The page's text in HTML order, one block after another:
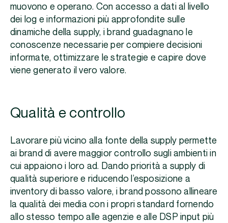
muovono e operano. Con accesso a dati al livello
dei log e informazioni più approfondite sulle
dinamiche della supply, i brand guadagnano le
conoscenze necessarie per compiere decisioni
informate, ottimizzare le strategie e capire dove
viene generato il vero valore.
Qualità e controllo
Lavorare più vicino alla fonte della supply permette
ai brand di avere maggior controllo sugli ambienti in
cui appaiono i loro ad. Dando priorità a supply di
qualità superiore e riducendo l’esposizione a
inventory di basso valore, i brand possono allineare
la qualità dei media con i propri standard fornendo
allo stesso tempo alle agenzie e alle DSP input più